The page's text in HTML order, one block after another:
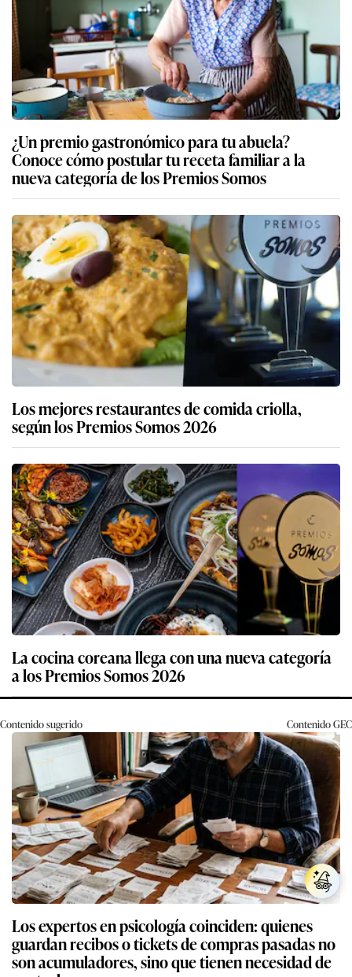
¿Un premio gastronómico para tu abuela?
Conoce cómo postular tu receta familiar a la
nueva categoría de los Premios Somos
Los mejores restaurantes de comida criolla,
según los Premios Somos 2026
La cocina coreana llega con una nueva categoría
a los Premios Somos 2026
Contenido sugerido ContenidoGEC
Los expertos en psicología coinciden: quienes
guardan recibos o tickets de compras pasadas no
son acumuladores, sino que tienen necesidad de